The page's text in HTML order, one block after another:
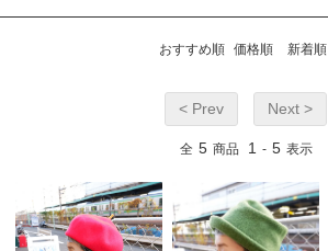
おすすめ順 価格順 新着順
< Prev Next >
全 5 商品 1 - 5 表示